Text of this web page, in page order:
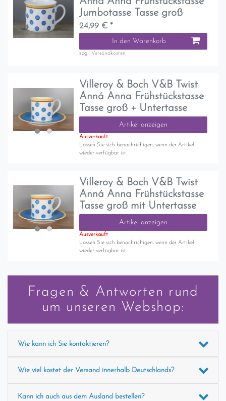
Jumbotasse Tasse groß
24,99 € *
In den Warenkorb
zzgl. Versandkosten
Villeroy & Boch V&B Twist
Anná Anna Frühstückstasse
Tasse groß + Untertasse
Artikel anzeigen
Ausverkauft
Lassen Sie sich benachrichigen, wenn der Artikel
wieder verfügbar ist.
Villeroy & Boch V&B Twist
Anná Anna Frühstückstasse
Tasse groß mit Untertasse
Artikel anzeigen
Ausverkauft
Lassen Sie sich benachrichigen, wenn der Artikel
wieder verfügbar ist.
Fragen & Antworten rund
um unseren Webshop:
Wie kann ich Sie kontaktieren?
Wie viel kostet der Versand innerhalb Deutschlands?
Kann ich auch aus dem Ausland bestellen?